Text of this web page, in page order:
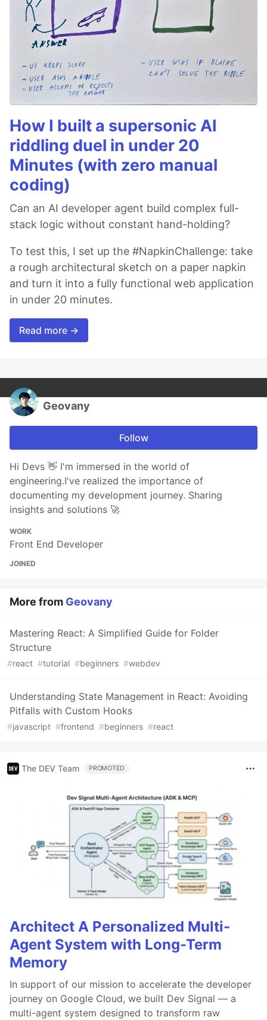
How I built a supersonic AI
riddling duel in under 20
Minutes (with zero manual
coding)
Can an AI developer agent build complex full-
stack logic without constant hand-holding?
To test this, I set up the #NapkinChallenge: take
a rough architectural sketch on a paper napkin
and turn it into a fully functional web application
in under 20 minutes.
Read more →
Geovany
Follow
Hi Devs 👋 I'm immersed in the world of
engineering.I've realized the importance of
documenting my development journey. Sharing
insights and solutions 🚀
WORK
Front End Developer
JOINED
More from Geovany
Mastering React: A Simplified Guide for Folder
Structure
#react #tutorial #beginners #webdev
Understanding State Management in React: Avoiding
Pitfalls with Custom Hooks
#javascript #frontend #beginners #react
The DEV Team PROMOTED
Architect A Personalized Multi-
Agent System with Long-Term
Memory
In support of our mission to accelerate the developer
journey on Google Cloud, we built Dev Signal — a
multi-agent system designed to transform raw